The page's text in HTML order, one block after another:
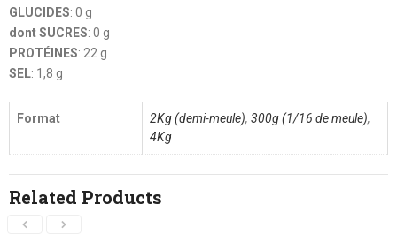
GLUCIDES: 0 g
dont SUCRES: 0 g
PROTÉINES: 22 g
SEL: 1,8 g
Format 2Kg (demi-meule), 300g (1/16 de meule),
4Kg
Related Products